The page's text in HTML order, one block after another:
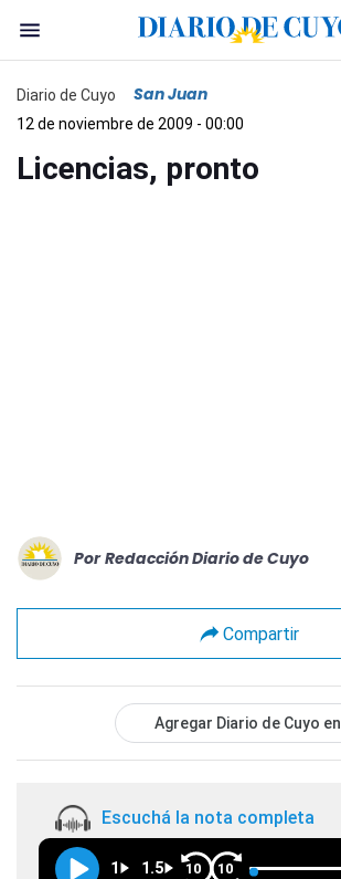
Diario de Cuyo San Juan
12 de noviembre de 2009 - 00:00
Licencias, pronto
Por Redacción Diario de Cuyo
Compartir
Agregar Diario de Cuyo en
Escuchá la nota completa
1 1.5 10 10